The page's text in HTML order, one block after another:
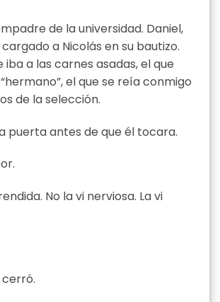
de la universidad. Daniel,
a Nicolás en su bautizo.
iba a las carnes asadas, el que
el que se reía conmigo
de la selección.
puerta antes de que él tocara.
No la vi nerviosa. La vi